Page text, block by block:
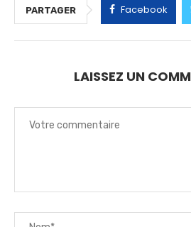
PARTAGER Facebook
LAISSEZ UN